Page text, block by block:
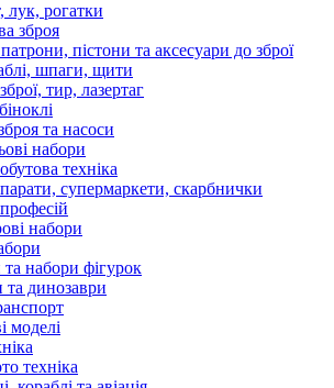
лук, рогатки
зброя
пістони та аксесуари до зброї
шпаги, щити
тир, лазертаг
та насоси
набори
техніка
супермаркети, скарбнички
набори
набори фігурок
та динозаври
моделі
техніка